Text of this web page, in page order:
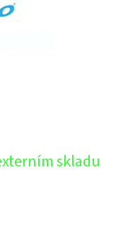
skladu